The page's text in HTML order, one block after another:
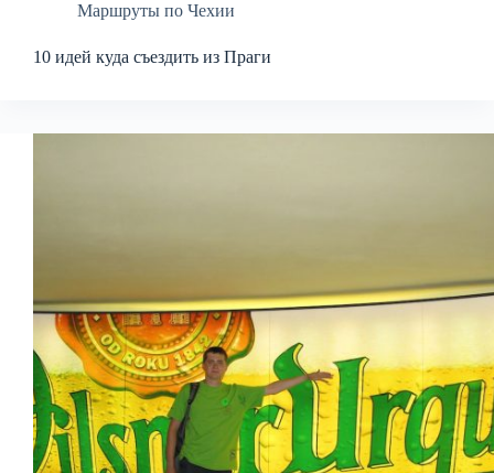
Маршруты по Чехии
10 идей куда съездить из Праги